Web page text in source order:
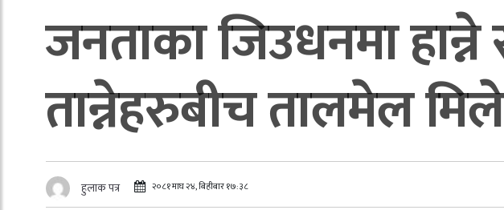
जनताका जिउधनमा
तान्नेहरुबीच तालमेल
हुलाक पत्र २०८१ माघ २४, बिहीबार १७:३८